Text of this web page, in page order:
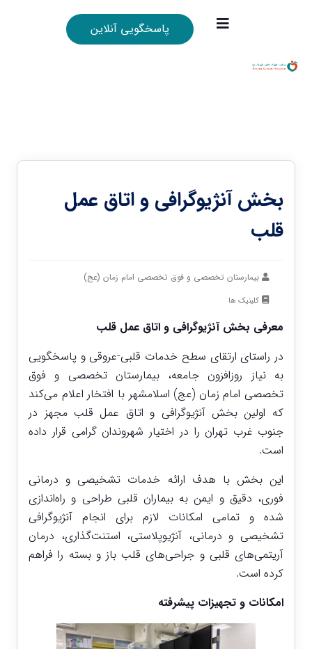
پاسخگویی آنلاین
بخش آنژیوگرافی و اتاق عمل
قلب
بیمارستان تخصصی و فوق تخصصی امام زمان (عج)
کلینیک ها
معرفی بخش آنژیوگرافی و اتاق عمل قلب
در راستای ارتقای سطح خدمات قلبی-عروقی و پاسخگویی
به نیاز روزافزون جامعه، بیمارستان تخصصی و فوق
تخصصی امام زمان (عج) اسلامشهر با افتخار اعلام می‌کند
که اولین بخش آنژیوگرافی و اتاق عمل قلب مجهز در
جنوب غرب تهران را در اختیار شهروندان گرامی قرار داده
است.
این بخش با هدف ارائه خدمات تشخیصی و درمانی
فوری، دقیق و ایمن به بیماران قلبی طراحی و راه‌اندازی
شده و تمامی امکانات لازم برای انجام آنژیوگرافی
تشخیصی و درمانی، آنژیوپلاستی، استنت‌گذاری، درمان
آریتمی‌های قلبی و جراحی‌های قلب باز و بسته را فراهم
کرده است.
امکانات و تجهیزات پیشرفته